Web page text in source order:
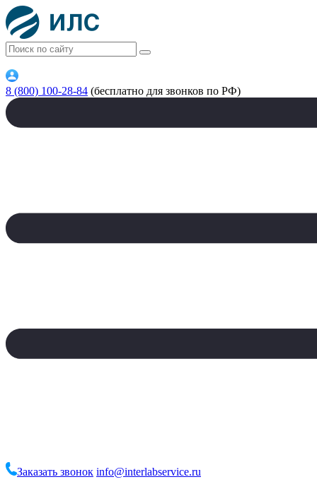
8 (800) 100-28-84 (бесплатно для звонков по РФ)
Заказать звонок info@interlabservice.ru